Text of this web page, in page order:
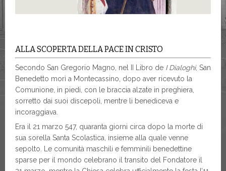
ALLA SCOPERTA DELLA PACE IN CRISTO
Secondo San Gregorio Magno, nel II Libro de I Dialoghi, San
Benedetto morì a Montecassino, dopo aver ricevuto la
Comunione, in piedi, con le braccia alzate in preghiera,
sorretto dai suoi discepoli, mentre li benediceva e
incoraggiava.
Era il 21 marzo 547, quaranta giorni circa dopo la morte di
sua sorella Santa Scolastica, insieme alla quale venne
sepolto. Le comunità maschili e femminili benedettine
sparse per il mondo celebrano il transito del Fondatore il